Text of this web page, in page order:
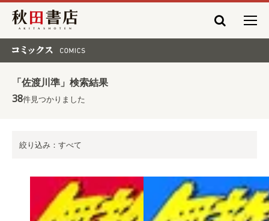
秋田書店
「佐渡川準」検索結果
38件見つかりました
絞り込み：すべて